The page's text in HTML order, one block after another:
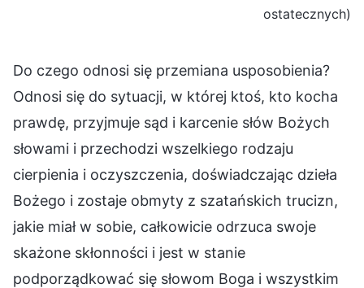
ostatecznych)
Do czego odnosi się przemiana usposobienia?
Odnosi się do sytuacji, w której ktoś, kto kocha
prawdę, przyjmuje sąd i karcenie słów Bożych
słowami i przechodzi wszelkiego rodzaju
cierpienia i oczyszczenia, doświadczając dzieła
Bożego i zostaje obmyty z szatańskich trucizn,
jakie miał w sobie, całkowicie odrzuca swoje
skażone skłonności i jest w stanie
podporządkować się słowom Boga i wszystkim